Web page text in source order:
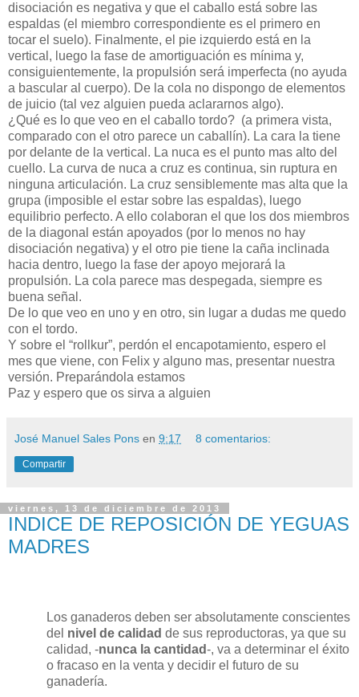
disociación es negativa y que el caballo está sobre las
espaldas (el miembro correspondiente es el primero en
tocar el suelo). Finalmente, el pie izquierdo está en la
vertical, luego la fase de amortiguación es mínima y,
consiguientemente, la propulsión será imperfecta (no ayuda
a bascular al cuerpo). De la cola no dispongo de elementos
de juicio (tal vez alguien pueda aclararnos algo).
¿Qué es lo que veo en el caballo tordo? (a primera vista,
comparado con el otro parece un caballín). La cara la tiene
por delante de la vertical. La nuca es el punto mas alto del
cuello. La curva de nuca a cruz es continua, sin ruptura en
ninguna articulación. La cruz sensiblemente mas alta que la
grupa (imposible el estar sobre las espaldas), luego
equilibrio perfecto. A ello colaboran el que los dos miembros
de la diagonal están apoyados (por lo menos no hay
disociación negativa) y el otro pie tiene la caña inclinada
hacia dentro, luego la fase der apoyo mejorará la
propulsión. La cola parece mas despegada, siempre es
buena señal.
De lo que veo en uno y en otro, sin lugar a dudas me quedo
con el tordo.
Y sobre el “rollkur”, perdón el encapotamiento, espero el
mes que viene, con Felix y alguno mas, presentar nuestra
versión. Preparándola estamos
Paz y espero que os sirva a alguien
José Manuel Sales Pons en 9:17 8 comentarios:
Compartir
viernes, 13 de diciembre de 2013
INDICE DE REPOSICIÓN DE YEGUAS
MADRES
Los ganaderos deben ser absolutamente conscientes
del nivel de calidad de sus reproductoras, ya que su
calidad, -nunca la cantidad-, va a determinar el éxito
o fracaso en la venta y decidir el futuro de su
ganadería.